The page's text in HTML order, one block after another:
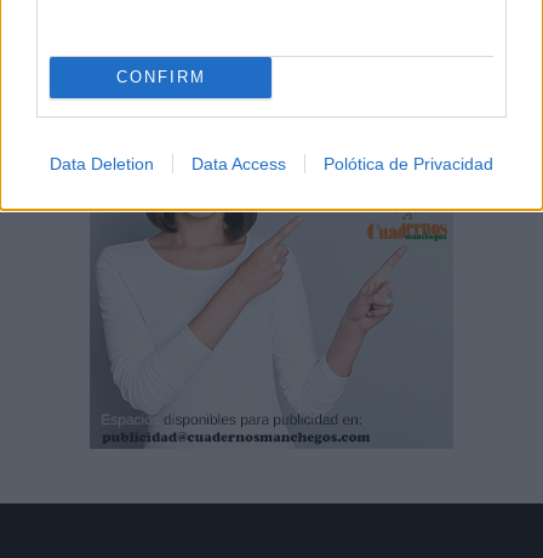
CONFIRM
Data Deletion Data Access Polótica de Privacidad